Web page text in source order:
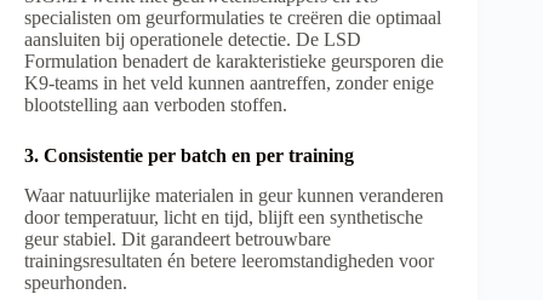
specialisten om geurformulaties te creëren die optimaal
aansluiten bij operationele detectie. De LSD
Formulation benadert de karakteristieke geursporen die
K9-teams in het veld kunnen aantreffen, zonder enige
blootstelling aan verboden stoffen.
3. Consistentie per batch en per training
Waar natuurlijke materialen in geur kunnen veranderen
door temperatuur, licht en tijd, blijft een synthetische
geur stabiel. Dit garandeert betrouwbare
trainingsresultaten én betere leeromstandigheden voor
speurhonden.